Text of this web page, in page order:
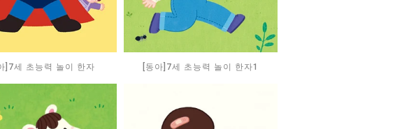
]7세 초능력 놀이 한자 [동아]7세 초능력 놀이 한자1